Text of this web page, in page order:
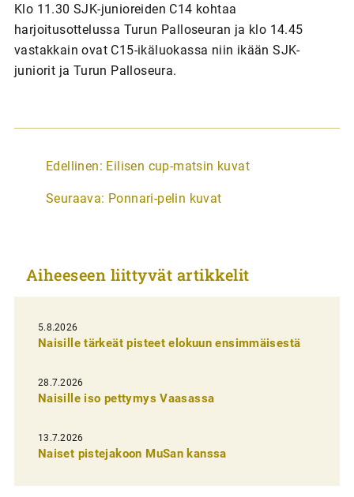
Klo 11.30 SJK-junioreiden C14 kohtaa
harjoitusottelussa Turun Palloseuran ja klo 14.45
vastakkain ovat C15-ikäluokassa niin ikään SJK-
juniorit ja Turun Palloseura.
A
t
k
e
l
i
e
n
e
Edellinen: Eilisen cup-matsin kuvat
Seuraava: Ponnari-pelin kuvat
Aiheeseen liittyvät artikkelit
5.8.2026
Naisille tärkeät pisteet elokuun ensimmäisestä
28.7.2026
Naisille iso pettymys Vaasassa
13.7.2026
Naiset pistejakoon MuSan kanssa